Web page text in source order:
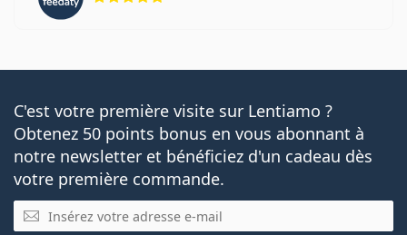
C'est votre première visite sur Lentiamo ?
Obtenez 50 points bonus en vous abonnant à
notre newsletter et bénéficiez d'un cadeau dès
votre première commande.
E-mail